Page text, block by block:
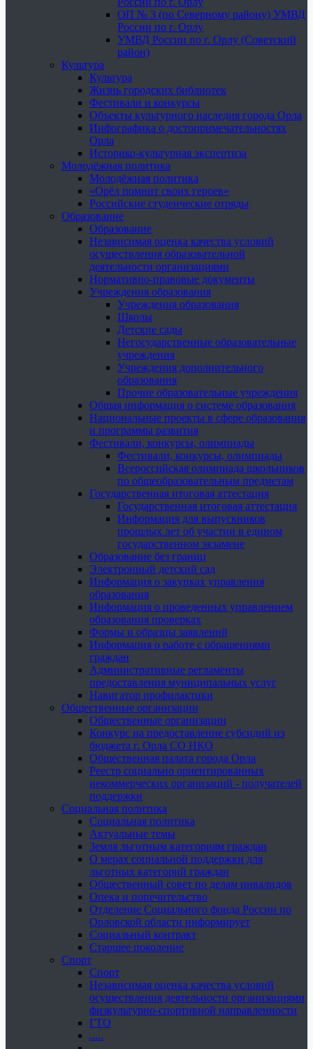
ОП № 3 (по Северному району) УМВД
России по г. Орлу
УМВД России по г. Орлу (Советский
район)
Культура
Культура
Жизнь городских библиотек
Фестивали и конкурсы
Объекты культурного наследия города Орла
Инфографика о достопримечательностях
Орла
Историко-культурная экспертиза
Молодёжная политика
Молодёжная политика
«Орёл помнит своих героев»
Российские студенческие отряды
Образование
Образование
Независимая оценка качества условий
осуществления образовательной
деятельности организациями
Нормативно-правовые документы
Учреждения образования
Учреждения образования
Школы
Детские сады
Негосударственные образовательные
учреждения
Учреждения дополнительного
образования
Прочие образовательные учреждения
Общая информация о системе образования
Национальные проекты в сфере образования
и программы развития
Фестивали, конкурсы, олимпиады
Фестивали, конкурсы, олимпиады
Всероссийская олимпиада школьников
по общеобразовательным предметам
Государственная итоговая аттестация
Государственная итоговая аттестация
Информация для выпускников
прошлых лет об участии в едином
государственном экзамене
Образование без границ
Электронный детский сад
Информация о закупках управления
образования
Информация о проведенных управлением
образования проверках
Формы и образцы заявлений
Информация о работе с обращениями
граждан
Административные регламенты
предоставления муниципальных услуг
Навигатор профилактики
Общественные организации
Общественные организации
Конкурс на предоставление субсидий из
бюджета г. Орла СО НКО
Общественная палата города Орла
Реестр социально ориентированных
некоммерческих организаций - получателей
поддержки
Социальная политика
Социальная политика
Актуальные темы
Земля льготным категориям граждан
О мерах социальной поддержки для
льготных категорий граждан
Общественный совет по делам инвалидов
Опека и попечительство
Отделение Социального фонда России по
Орловской области информирует
Социальный контракт
Старшее поколение
Спорт
Спорт
Независимая оценка качества условий
осуществления деятельности организациями
физкультурно-спортивной направленности
ГТО
.....